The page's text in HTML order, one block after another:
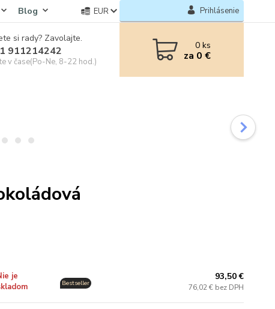
Blog EUR Prihlásenie
si rady? Zavolajte.
911214242
v čase(Po-Ne, 8-22 hod.)
0ks
za 0 €
je
Bestseller
93,50 €
76,02 € bez DPH